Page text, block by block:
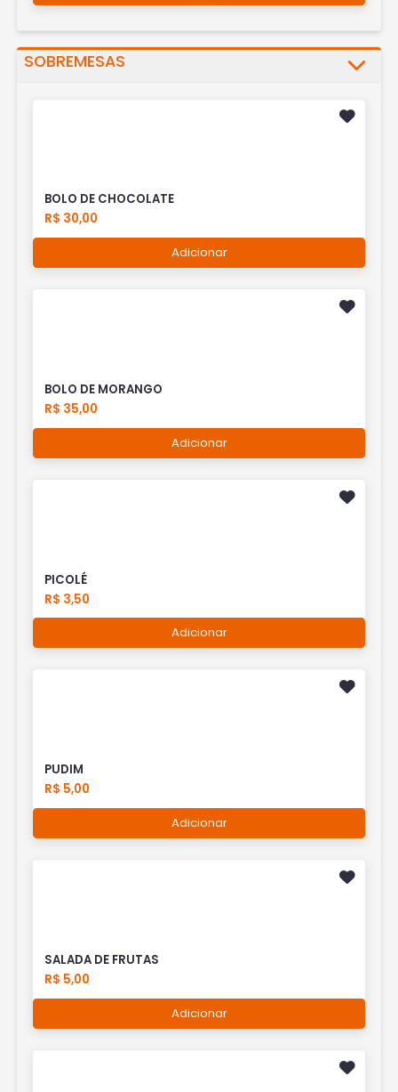
SOBREMESAS
BOLO DE CHOCOLATE
R$ 30,00
Adicionar
BOLO DE MORANGO
R$ 35,00
Adicionar
PICOLÉ
R$ 3,50
Adicionar
PUDIM
R$ 5,00
Adicionar
SALADA DE FRUTAS
R$ 5,00
Adicionar